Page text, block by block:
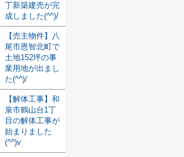
丁新築建売が完
成しました(^^)/
【売主物件】八
尾市恩智北町で
土地152坪の事
業用地が出まし
た(^^)/
【解体工事】和
泉市鶴山台1丁
目の解体工事が
始まりました
(^^)v